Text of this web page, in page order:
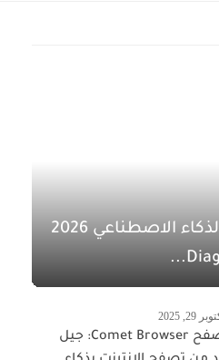
حرب المتصفحات بالذكاء الاصطناعي 2026
29, 2025
متصفح Comet Browser: جيل